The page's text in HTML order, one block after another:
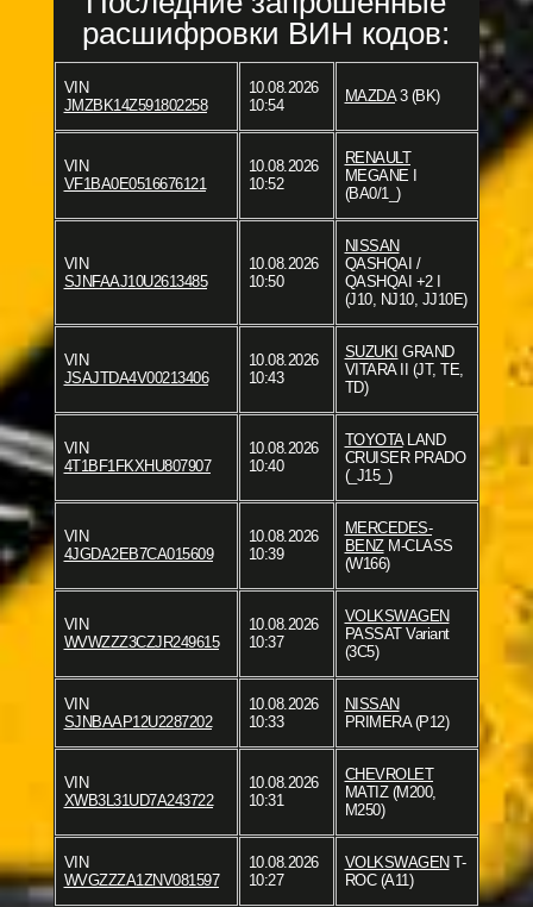
расшифровки ВИН кодов:
VIN
JMZBK14Z591802258
10.08.2026
10:54
MAZDA3 (BK)
VIN
VF1BA0E0516676121
10.08.2026
10:52
RENAULT
MEGANE I
(BA0/1_)
VIN
SJNFAAJ10U2613485
10.08.2026
10:50
NISSAN
QASHQAI /
QASHQAI +2 I
(J10, NJ10, JJ10E)
VIN
JSAJTDA4V00213406
10.08.2026
10:43
SUZUKI GRAND
VITARA II (JT, TE,
TD)
VIN
4T1BF1FKXHU807907
10.08.2026
10:40
TOYOTALAND
CRUISER PRADO
(_J15_)
VIN
4JGDA2EB7CA015609
10.08.2026
10:39
MERCEDES-
BENZM-CLASS
(W166)
VIN
WVWZZZ3CZJR249615
10.08.2026
10:37
VOLKSWAGEN
PASSAT Variant
(3C5)
VIN
SJNBAAP12U2287202
10.08.2026
10:33
NISSAN
PRIMERA (P12)
VIN
XWB3L31UD7A243722
10.08.2026
10:31
CHEVROLET
MATIZ (M200,
M250)
VIN
WVGZZZA1ZNV081597
10.08.2026
10:27
VOLKSWAGENT-
ROC (A11)